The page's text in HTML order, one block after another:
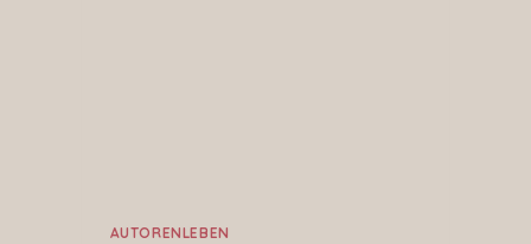
AUTORENLEBEN